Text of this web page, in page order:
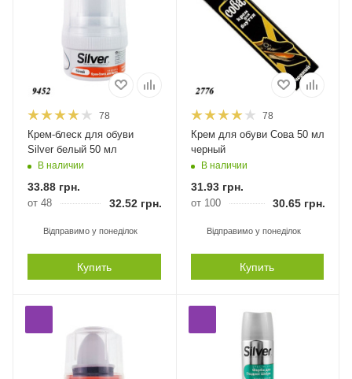
78
Крем-блеск для обуви
Silver белый 50 мл
В наличии
33.88 грн.
от 48 32.52 грн.
Відправимо у понеділок
Купить
78
Крем для обуви Сова 50 мл
черный
В наличии
31.93грн.
от 100 30.65грн.
Відправимо у понеділок
Купить